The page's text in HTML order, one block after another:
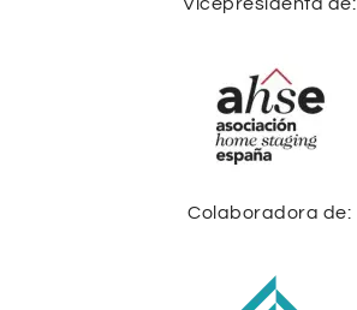
Colaboradora de: